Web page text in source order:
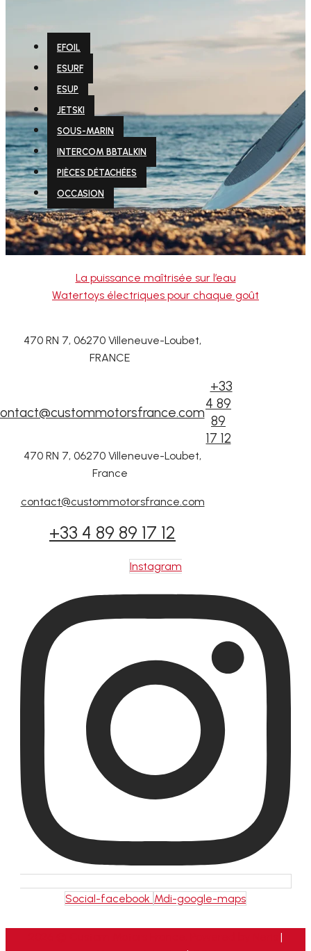
EFOIL
ESURF
ESUP
JETSKI
SOUS-MARIN
INTERCOM BBTALKIN
PIÈCES DÉTACHÉES
OCCASION
La puissance maîtrisée sur l’eau
Watertoys électriques pour chaque goût
470 RN 7, 06270 Villeneuve-Loubet,
FRANCE
+33
4 89
89
17 12
470 RN 7, 06270 Villeneuve-Loubet,
France
contact@custommotorsfrance.com
+33 4 89 89 17 12
Instagram
Social-facebook Mdi-google-maps
|